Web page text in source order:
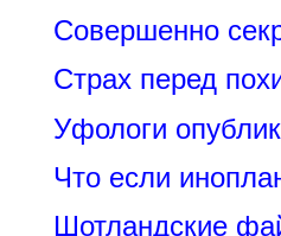
Совершенно
Страх перед
Уфологи
Что если
Шотландские